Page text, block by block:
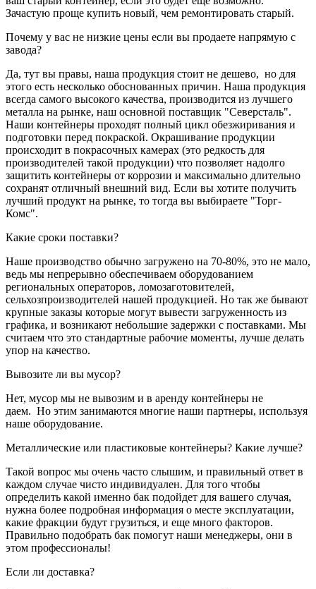
Зачастую проще купить новый, чем ремонтировать старый.
Почему у вас не низкие цены если вы продаете напрямую с
завода?
Да, тут вы правы, наша продукция стоит не дешево, но для
этого есть несколько обоснованных причин. Наша продукция
всегда самого высокого качества, производится из лучшего
металла на рынке, наш основной поставщик "Северсталь".
Наши контейнеры проходят полный цикл обезжиривания и
подготовки перед покраской. Окрашивание продукции
происходит в покрасочных камерах (это редкость для
производителей такой продукции) что позволяет надолго
защитить контейнеры от коррозии и максимально длительно
сохранят отличный внешний вид. Если вы хотите получить
лучший продукт на рынке, то тогда вы выбираете "Торг-
Комс".
Какие сроки поставки?
Наше производство обычно загружено на 70-80%, это не мало,
ведь мы непрерывно обеспечиваем оборудованием
региональных операторов, ломозаготовителей,
сельхозпроизводителей нашей продукцией. Но так же бывают
крупные заказы которые могут вывести загруженность из
графика, и возникают небольшие задержки с поставками. Мы
считаем что это стандартные рабочие моменты, лучше делать
упор на качество.
Вывозите ли вы мусор?
Нет, мусор мы не вывозим и в аренду контейнеры не
даем. Но этим занимаются многие наши партнеры, используя
наше оборудование.
Металлические или пластиковые контейнеры? Какие лучше?
Такой вопрос мы очень часто слышим, и правильный ответ в
каждом случае чисто индивидуален. Для того чтобы
определить какой именно бак подойдет для вашего случая,
нужна более подробная информация о месте эксплуатации,
какие фракции будут грузиться, и еще много факторов.
Правильно подобрать бак помогут наши менеджеры, они в
этом профессионалы!
Если ли доставка?